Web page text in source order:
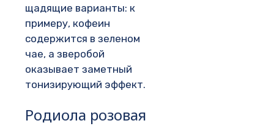
щадящие варианты: к
примеру, кофеин
содержится в зеленом
чае, а зверобой
оказывает заметный
тонизирующий эффект.
Родиола розовая